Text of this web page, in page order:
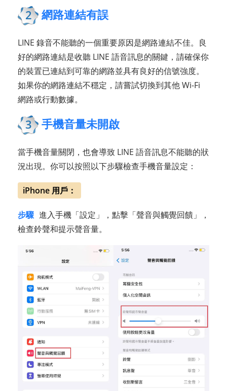
2 網路連結有誤
LINE 錄音不能聽的一個重要原因是網路連結不佳。良
好的網路連結是收聽 LINE 語音訊息的關鍵，請確保你
的裝置已連結到可靠的網路並具有良好的信號強度。
如果你的網路連結不穩定，請嘗試切換到其他 Wi-Fi
網路或行動數據。
3 手機音量未開啟
當手機音量關閉，也會導致 LINE 語音訊息不能聽的狀
況出現。你可以按照以下步驟檢查手機音量設定：
iPhone 用戶：
步驟 進入手機「設定」，點擊「聲音與觸覺回饋」，
檢查鈴聲和提示聲音量。